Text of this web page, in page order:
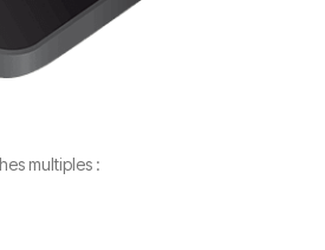
multiples :